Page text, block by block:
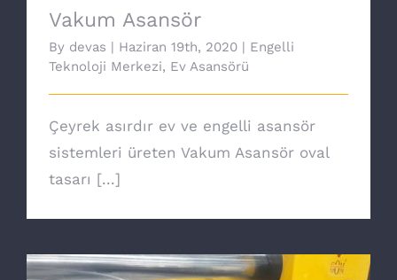
Vakum Asansör
By devas | Haziran 19th, 2020 | Engelli
Teknoloji Merkezi, Ev Asansörü
Çeyrek asırdır ev ve engelli asansör
sistemleri üreten Vakum Asansör oval
tasarı [...]